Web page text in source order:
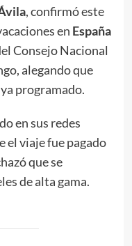
, confirmó este
en España
Consejo Nacional
alegando que
programado.
en sus redes
el viaje fue pagado
que se
de alta gama.